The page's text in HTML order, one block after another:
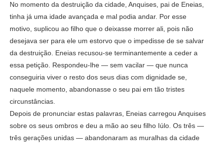
No momento da destruição da cidade, Anquises, pai de Eneias,
tinha já uma idade avançada e mal podia andar. Por esse
motivo, suplicou ao filho que o deixasse morrer ali, pois não
desejava ser para ele um estorvo que o impedisse de se salvar
da destruição. Eneias recusou-se terminantemente a ceder a
essa petição. Respondeu-lhe — sem vacilar — que nunca
conseguiria viver o resto dos seus dias com dignidade se,
naquele momento, abandonasse o seu pai em tão tristes
circunstâncias.
Depois de pronunciar estas palavras, Eneias carregou Anquises
sobre os seus ombros e deu a mão ao seu filho Iúlo. Os três —
três gerações unidas — abandonaram as muralhas da cidade